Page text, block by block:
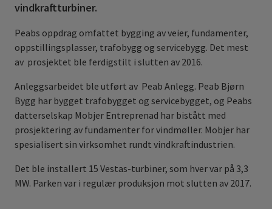
vindkraftturbiner.
Peabs oppdrag omfattet bygging av veier, fundamenter,
oppstillingsplasser, trafobygg og servicebygg. Det mest
av prosjektet ble ferdigstilt i slutten av 2016.
Anleggsarbeidet ble utført av Peab Anlegg. Peab Bjørn
Bygg har bygget trafobygget og servicebygget, og Peabs
datterselskap Mobjer Entreprenad har bistått med
prosjektering av fundamenter for vindmøller. Mobjer har
spesialisert sin virksomhet rundt vindkraftindustrien.
Det ble installert 15 Vestas-turbiner, som hver var på 3,3
MW. Parken var i regulær produksjon mot slutten av 2017.